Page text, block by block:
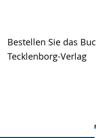
Bestellen Sie das
Tecklenborg-Verlag